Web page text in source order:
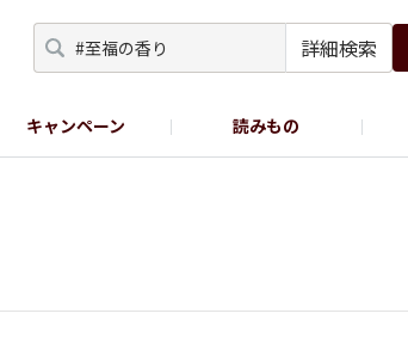
詳細検索
キャンペーン 読みもの